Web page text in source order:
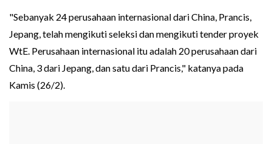
"Sebanyak 24 perusahaan internasional dari China, Prancis,
Jepang, telah mengikuti seleksi dan mengikuti tender proyek
WtE. Perusahaan internasional itu adalah 20 perusahaan dari
China, 3 dari Jepang, dan satu dari Prancis," katanya pada
Kamis (26/2).